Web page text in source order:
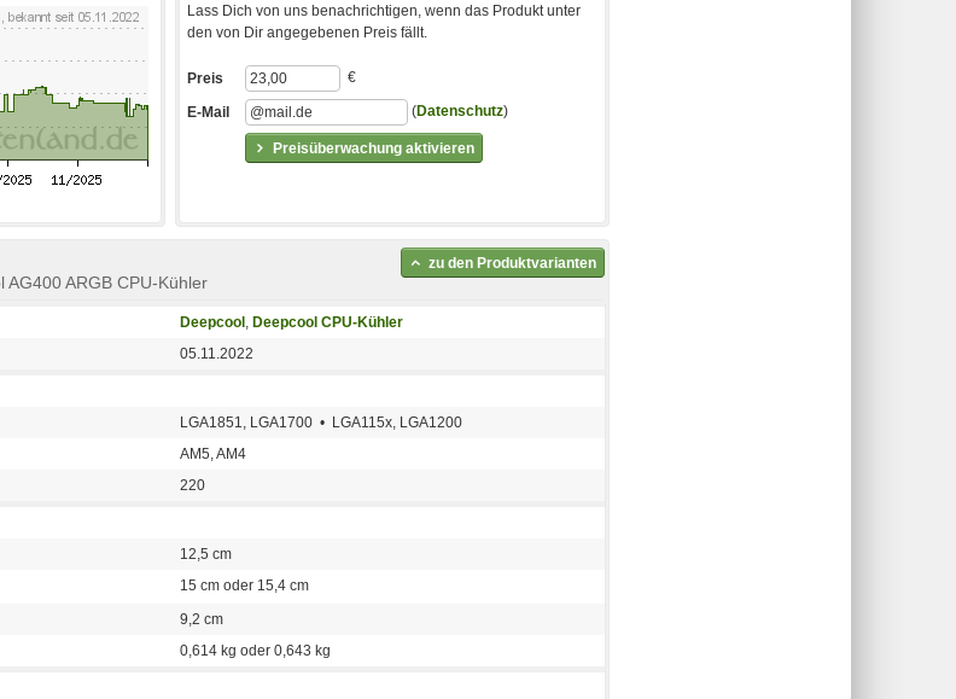
Lass Dich von uns benachrichtigen, wenn das Produkt unter
den von Dir angegebenen Preis fällt.
Preisüberwachung aktivieren
Preis €
E-Mail (Datenschutz)
ARGB CPU-Kühler
zu den Produktvarianten
Deepcool , Deepcool CPU-Kühler
05.11.2022
LGA1851, LGA1700 • LGA115x, LGA1200
AM5, AM4
220
12,5 cm
15 cm oder 15,4 cm
9,2 cm
0,614 kg oder 0,643 kg